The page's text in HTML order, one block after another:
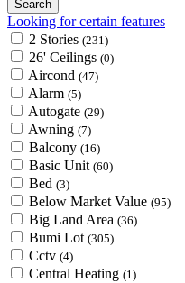
Looking for certain features
2 Stories (231)
26' Ceilings (0)
Aircond (47)
Alarm (5)
Autogate (29)
Awning (7)
Balcony (16)
Basic Unit (60)
Bed (3)
Below Market Value (95)
Big Land Area (36)
Bumi Lot (305)
Cctv (4)
Central Heating (1)